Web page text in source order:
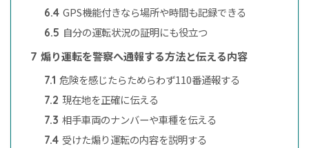
6.4 GPS機能付きなら場所や時間も記録できる
6.5 自分の運転状況の証明にも役立つ
7 煽り運転を警察へ通報する方法と伝える内容
7.1 危険を感じたらためらわず110番通報する
7.2 現在地を正確に伝える
7.3 相手車両のナンバーや車種を伝える
7.4 受けた煽り運転の内容を説明する